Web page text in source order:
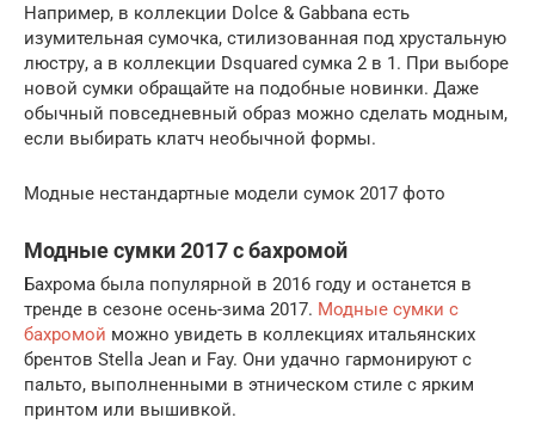
Например, в коллекции Dolce & Gabbana есть
изумительная сумочка, стилизованная под хрустальную
люстру, а в коллекции Dsquared сумка 2 в 1. При выборе
новой сумки обращайте на подобные новинки. Даже
обычный повседневный образ можно сделать модным,
если выбирать клатч необычной формы.
Модные нестандартные модели сумок 2017 фото
Модные сумки 2017 с бахромой
Бахрома была популярной в 2016 году и останется в
тренде в сезоне осень-зима 2017. Модные сумки с
бахромой можно увидеть в коллекциях итальянских
брентов Stella Jean и Fay. Они удачно гармонируют с
пальто, выполненными в этническом стиле с ярким
принтом или вышивкой.